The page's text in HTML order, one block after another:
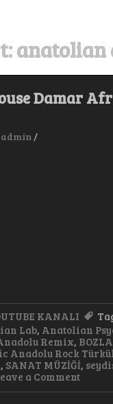
anatolian
Damar
admin /
KANALI
Lab, Anatolian
Remix,
Anadolu Rock
, SANAT MÜZİĞİ,
a Commenton